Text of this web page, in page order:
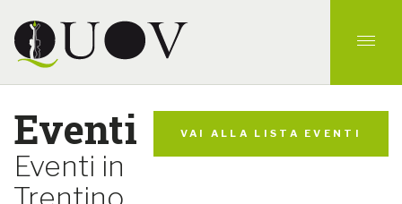
Eventi VAI ALLA LISTA EVENTI
Eventi in